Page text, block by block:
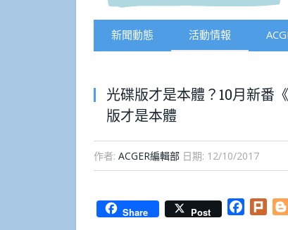
新聞動態 活動情報
光碟版才是本體？10月新番
版才是本體
作者: ACGER編輯部 日期: 12/10/2017
Share Post Facebook
Plurk